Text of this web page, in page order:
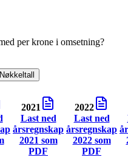
per krone i omsetning?
Nøkkeltall
2021
Last ned
årsregnskap
2021 som
PDF
2022
Last ned
årsregnskap
2022som
PDF